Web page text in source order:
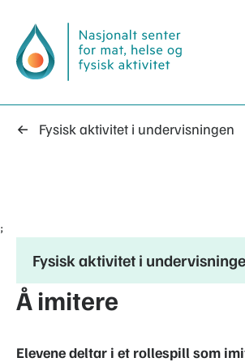
Fysisk aktivitet i undervisningen
;
Fysisk aktivitet i
Å imitere
Elevene deltar i et rollespill som